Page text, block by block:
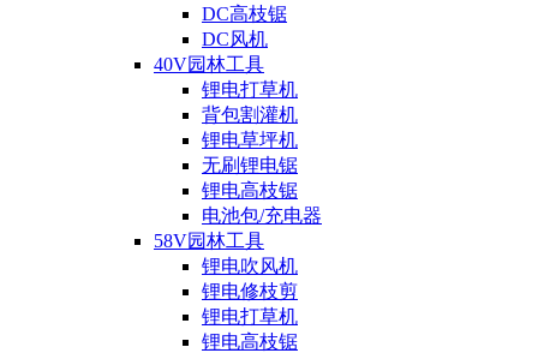
DC高枝锯
DC风机
40V园林工具
锂电打草机
背包割灌机
锂电草坪机
无刷锂电锯
锂电高枝锯
电池包/充电器
58V园林工具
锂电吹风机
锂电修枝剪
锂电打草机
锂电高枝锯